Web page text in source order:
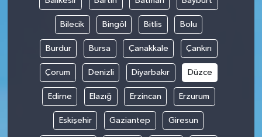
Bilecik Bingöl Bitlis Bolu
Burdur Bursa Çanakkale Çankırı
Çorum Denizli Diyarbakır Düzce
Edirne Elazığ Erzincan Erzurum
Eskişehir Gaziantep Giresun